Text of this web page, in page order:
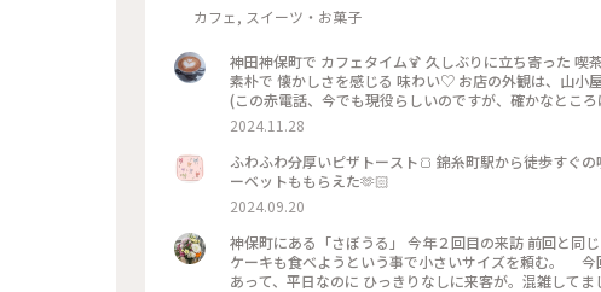
カフェ, スイーツ・お菓子
神田神保町で カフェタイム🍹 久しぶりに立ち寄った 喫
素朴で 懐かしさを感じる 味わい♡ お店の外観は、山小
(この赤電話、今でも現役らしいのですが、確かなとこ
一人でまったりするのには、心地よい場所です。 開業
数々のメニューは、今も健在、今回 いただいた クリー
にするようになった カラフルなクリームソーダは、こ
てくれます。 コーヒーをいただくつもりでしたが、こ
ェ #スイーツ #クリームソーダ #喫茶店メニュー #レト
秋の彩り
2024.11.28
ふわふわ分厚いピザトースト🍞 錦糸町駅から徒歩すぐ
ーベットももらえた🫶🏻
2024.09.20
神保町にある「さぼうる」 今年２回目の来訪 前回と同
ケーキも食べようという事で小さいサイズを頼む。 今
あって、平日なのに ひっきりなしに来客が。混雑して